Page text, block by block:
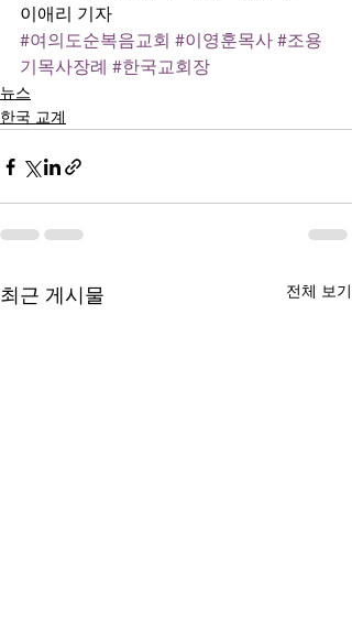
이애리 기자
#여의도순복음교회 #이영훈목사 #조용
기목사장례 #한국교회장
뉴스
한국 교계
최근 게시물 전체 보기